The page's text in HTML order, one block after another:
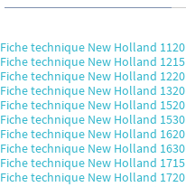
Fiche technique New Holland 1120
Fiche technique New Holland 1215
Fiche technique New Holland 1220
Fiche technique New Holland 1320
Fiche technique New Holland 1520
Fiche technique New Holland 1530
Fiche technique New Holland 1620
Fiche technique New Holland 1630
Fiche technique New Holland 1715
Fiche technique New Holland 1720